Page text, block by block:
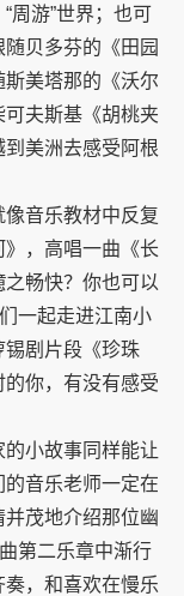
周游”世界；也可
贝多芬的《田园
美塔那的《沃尔
夫斯基《胡桃夹
美洲去感受阿根
音乐教材中反复
，高唱一曲《长
畅快？你也可以
一起走进江南小
剧片段《珍珠
你，有没有感受
小故事同样能让
音乐老师一定在
茂地介绍那位幽
第二乐章中渐行
，和喜欢在慢乐